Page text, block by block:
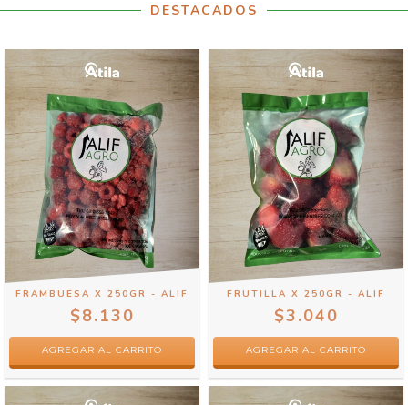
DESTACADOS
FRAMBUESA X 250GR - ALIF
$8.130
FRUTILLA X 250GR - ALIF
$3.040